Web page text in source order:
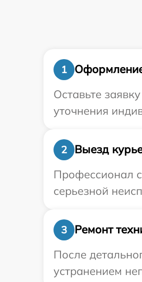
1
Оставьте
уточнения
2
Выезд
Профессионал
серьезной
3
Ремонт
После
устранением